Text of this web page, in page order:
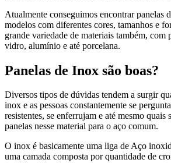
Atualmente conseguimos encontrar panelas
modelos com diferentes cores, tamanhos e
grande variedade de materiais também, com
vidro, alumínio e até porcelana.
Panelas de Inox são boas?
Diversos tipos de dúvidas tendem a surgir
inox e as pessoas constantemente se
resistentes, se enferrujam e até mesmo quais
panelas nesse material para o aço comum.
O inox é basicamente uma liga de Aço
uma camada composta por quantidade de